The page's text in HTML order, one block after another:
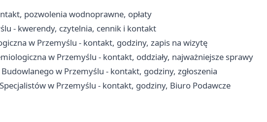
pozwolenia wodnoprawne, opłaty
- kwerendy, czytelnia, cennik i kontakt
w Przemyślu - kontakt, godziny, zapis na wizytę
w Przemyślu - kontakt, oddziały, najważniejsze sprawy
w Przemyślu - kontakt, godziny, zgłoszenia
w Przemyślu - kontakt, godziny, Biuro Podawcze